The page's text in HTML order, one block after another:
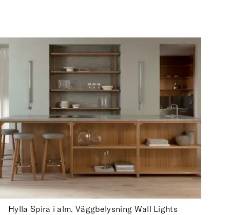
Hylla Spira i alm. Väggbelysning Wall Lights